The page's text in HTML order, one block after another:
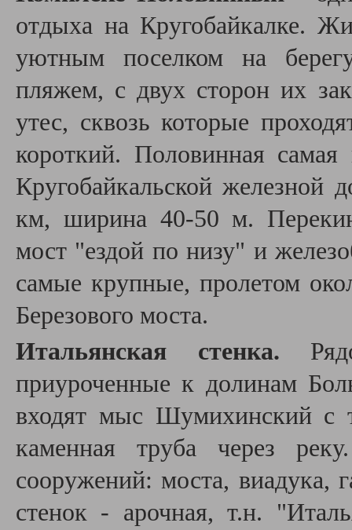
отдыха на Кругобайкалке.
уютным поселком на
пляжем, с двух сторон их
утес, сквозь которые
короткий. Половинная самая
Кругобайкальской железной
км, ширина 40-50 м.
мост "ездой по низу" и
самые крупные, пролетом
Березового моста.
Итальянская стенка.
приуроченные к долинам
входят мыс Шумихинский с
каменная труба через
сооружений: моста, виадука,
стенок - арочная, т.н.